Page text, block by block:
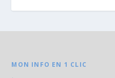
MON INFO EN 1 CLIC